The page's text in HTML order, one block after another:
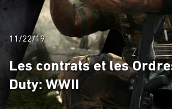
11/22/19
Les contrats et les
Duty: WWII